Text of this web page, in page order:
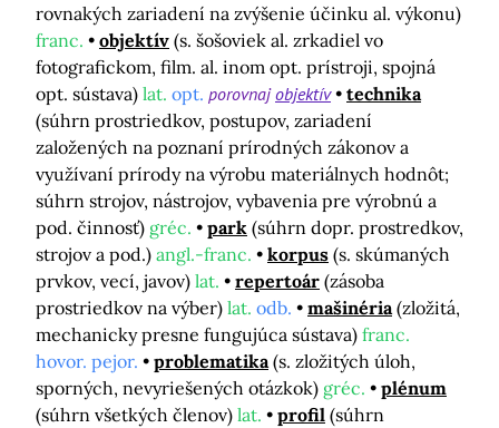
rovnakých zariadení na zvýšenie účinku al. výkonu)
franc.
objektív (s. šošoviek al. zrkadiel vo
fotografickom, film. al. inom opt. prístroji, spojná
opt. sústava) lat. opt. porovnajobjektív
technika
(súhrn prostriedkov, postupov, zariadení
založených na poznaní prírodných zákonov a
využívaní prírody na výrobu materiálnych hodnôt;
súhrn strojov, nástrojov, vybavenia pre výrobnú a
pod. činnosť) gréc. park (súhrn dopr. prostredkov,
strojov a pod.) angl.-franc. korpus (s. skúmaných
prvkov, vecí, javov) lat. repertoár (zásoba
prostriedkov na výber) lat. odb. mašinéria (zložitá,
mechanicky presne fungujúca sústava) franc.
hovor. pejor.
problematika (s. zložitých úloh,
sporných, nevyriešených otázkok) gréc.
plénum
(súhrn všetkých členov) lat. profil (súhrn